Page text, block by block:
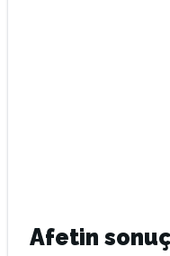
Afetin